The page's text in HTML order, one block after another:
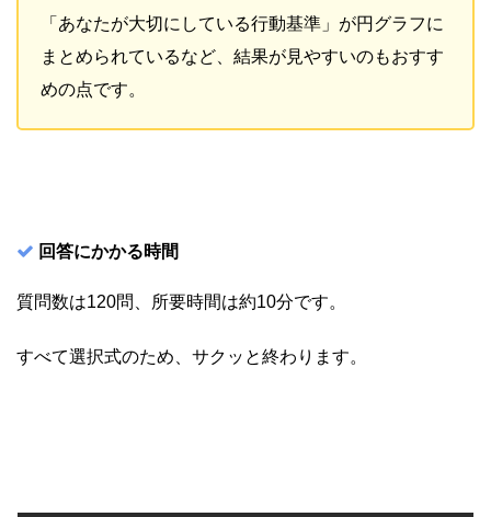
「あなたが大切にしている行動基準」が円グラフに
まとめられているなど、結果が見やすいのもおすす
めの点です。
回答にかかる時間
質問数は120問、所要時間は約10分です。
すべて選択式のため、サクッと終わります。